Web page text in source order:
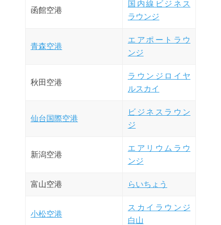
函館空港
国内線ビジネス
ラウンジ
青森空港
エアポートラウ
ンジ
秋田空港
ラウンジロイヤ
ルスカイ
仙台国際空港
ビジネスラウン
ジ
新潟空港
エアリウムラウ
ンジ
富山空港 らいちょう
小松空港
スカイラウンジ
白山